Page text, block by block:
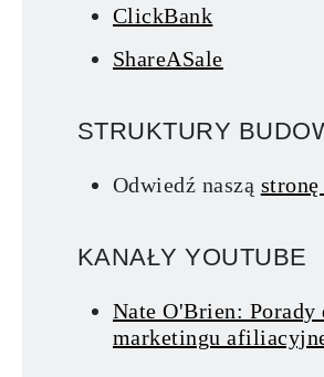
ClickBank
ShareASale
STRUKTURY
Odwiedź naszą
KANAŁY YOUTUBE
Nate O'Brien: Porady
marketingu